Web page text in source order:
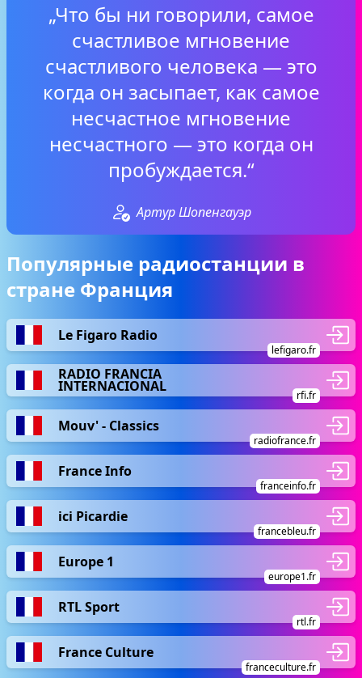
„Что бы ни говорили, самое
счастливое мгновение
счастливого человека — это
когда он засыпает, как самое
несчастное мгновение
несчастного — это когда он
пробуждается.“
Артур Шопенгауэр
Популярные радиостанции в
стране Франция
Le Figaro Radio
lefigaro.fr
RADIO FRANCIA
INTERNACIONAL
rfi.fr
Mouv' - Classics
radiofrance.fr
France Info
franceinfo.fr
ici Picardie
francebleu.fr
Europe 1
europe1.fr
RTL Sport
rtl.fr
France Culture
franceculture.fr